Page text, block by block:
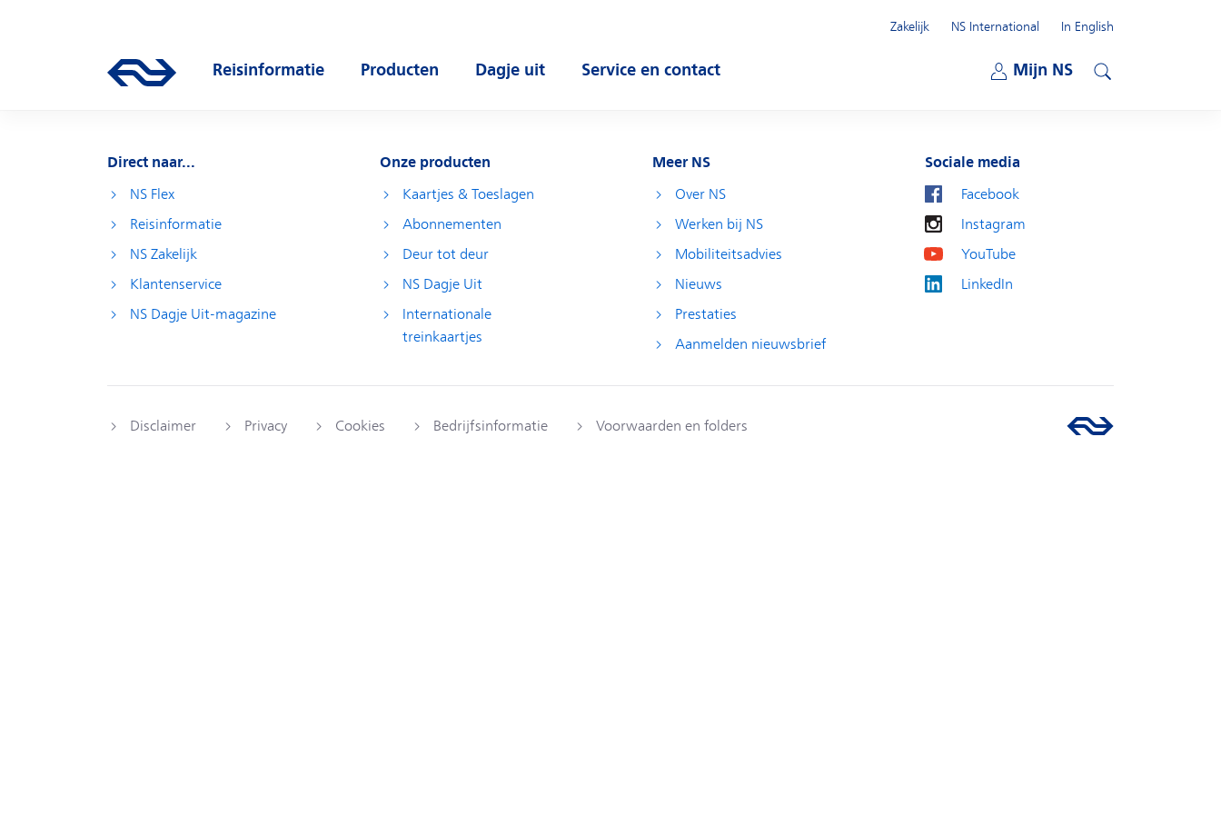
Ga naar de homepage van ns.nl
Reisinformatie
Producten
Dagje uit
Service en contact
Mijn NS
Zakelijk
NS International
In English
Direct naar...
NS Flex
Reisinformatie
NS Zakelijk
Klantenservice
NS Dagje Uit-magazine
Onze producten
Kaartjes & Toeslagen
Abonnementen
Deur tot deur
NS Dagje Uit
Internationale
treinkaartjes
Meer NS
Over NS
Werken bij NS
Mobiliteitsadvies
Nieuws
Prestaties
Aanmelden nieuwsbrief
Sociale media
Facebook
Instagram
YouTube
LinkedIn
Disclaimer Privacy Cookies Bedrijfsinformatie Voorwaarden en folders